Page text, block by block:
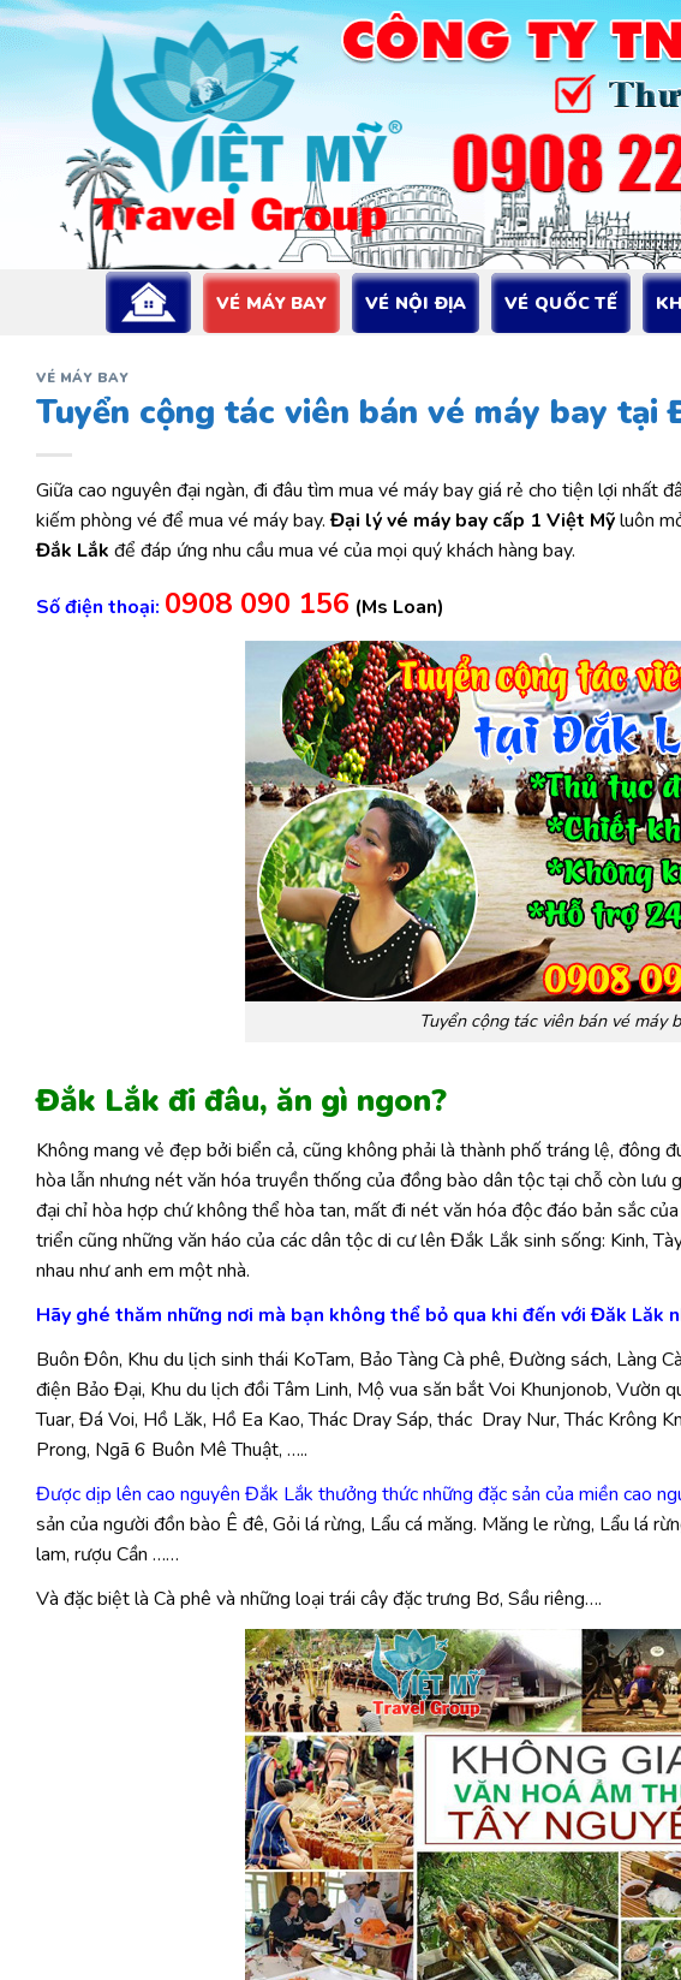
Bỏ
dung
VÉ MÁY BAY VÉ NỘI ĐỊA VÉ QUỐC TẾ
VÉ MÁY BAY
Tuyển cộng tác viên bán vé máy bay tại
Giữa cao nguyên đại ngàn, đi đâu tìm mua vé máy bay giá rẻ cho tiện lợi nhất
kiếm phòng vé để mua vé máy bay.Đại lý vé máy bay cấp 1 Việt Mỹluôn
Đắk Lắk để đáp ứng nhu cầu mua vé của mọi quý khách hàng bay.
Số điện thoại: 0908 090 156 (Ms Loan)
Tuyển cộng tác viên bán vé máy
Đắk Lắk đi đâu, ăn gì ngon?
Không mang vẻ đẹp bởi biển cả, cũng không phải là thành phố tráng lệ, đông
hòa lẫn nhưng nét văn hóa truyền thống của đồng bào dân tộc tại chỗ còn
đại chỉ hòa hợp chứ không thể hòa tan, mất đi nét văn hóa độc đáo bản sắc
triển cũng những văn háo của các dân tộc di cư lên Đắk Lắk sinh sống: Kinh,
nhau như anh em một nhà.
Hãy ghé thăm những nơi mà bạn không thể bỏ qua khi đến với Đăk Lăk
Buôn Đôn, Khu du lịch sinh thái KoTam, Bảo Tàng Cà phê, Đường sách, Làng
điện Bảo Đại, Khu du lịch đồi Tâm Linh, Mộ vua săn bắt Voi Khunjonob, Vườn
Tuar, Đá Voi, Hồ Lăk, Hồ Ea Kao,Thác Dray Sáp, thác Dray Nur,Thác Krông
Prong, Ngã 6 Buôn Mê Thuật, …..
Được dịp lên cao nguyên Đắk Lắk thưởng thức những đặc sản của miền cao
sản của người đồn bào Ê đê, Gỏi lá rừng, Lẩu cá măng. Măng le rừng, Lẩu lá
lam, rượu Cần ……
Và đặc biệt là Cà phê và những loại trái cây đặc trưng Bơ, Sầu riêng….